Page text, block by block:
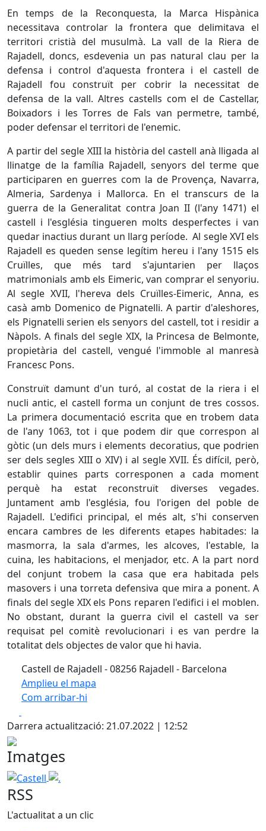
En temps de la Reconquesta, la Marca Hispànica
necessitava controlar la frontera que delimitava el
territori cristià del musulmà. La vall de la Riera de
Rajadell, doncs, esdevenia un pas natural clau per la
defensa i control d'aquesta frontera i el castell de
Rajadell fou construït per cobrir la necessitat de
defensa de la vall. Altres castells com el de Castellar,
Boixadors i les Torres de Fals van permetre, també,
poder defensar el territori de l'enemic.
A partir del segle XIII la història del castell anà lligada al
llinatge de la família Rajadell, senyors del terme que
participaren en guerres com la de Provença, Navarra,
Almeria, Sardenya i Mallorca. En el transcurs de la
guerra de la Generalitat contra Joan II (l'any 1471) el
castell i l'església tingueren molts desperfectes i van
quedar inactius durant un llarg període. Al segle XVI els
Rajadell es queden sense legítim hereu i l'any 1515 els
Cruïlles, que més tard s'ajuntarien per llaços
matrimonials amb els Eimeric, van comprar el senyoriu.
Al segle XVII, l'hereva dels Cruïlles-Eimeric, Anna, es
casà amb Domenico de Pignatelli. A partir d'aleshores,
els Pignatelli serien els senyors del castell, tot i residir a
Nàpols. A finals del segle XIX, la Princesa de Belmonte,
propietària del castell, vengué l'immoble al manresà
Francesc Pons.
Construït damunt d'un turó, al costat de la riera i el
nucli antic, el castell forma un conjunt de tres cossos.
La primera documentació escrita que en trobem data
de l'any 1063, tot i que podem dir que correspon al
gòtic (un dels murs i elements decoratius, que podrien
ser dels segles XIII o XIV) i al segle XVII. És difícil, però,
establir quines parts corresponen a cada moment
perquè ha estat reconstruït diverses vegades.
Juntament amb l'església, fou l'origen del poble de
Rajadell. L'edifici principal, el més alt, s'hi conserven
encara cambres de les diferents etapes habitades: la
masmorra, la sala d'armes, les alcoves, l'estable, la
cuina, les habitacions, el menjador, etc. A la part nord
del conjunt trobem la casa que era habitada pels
masovers i una torreta defensiva que mira a ponent. A
finals del segle XIX els Pons reparen l'edifici i el moblen.
No obstant, durant la guerra civil el castell va ser
requisat pel comitè revolucionari i es van perdre la
totalitat dels objectes de valor que hi havia.
Castell de Rajadell - 08256 Rajadell - Barcelona
Amplieu el mapa
Com arribar-hi
+
Darrera actualització: 21.07.2022 | 12:52
Imatges
Castell .
RSS
L'actualitat a un clic